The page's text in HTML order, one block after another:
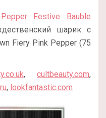
Festive Bauble
шарик с
Fiery Pink Pepper (75
,cultbeauty.com,
, lookfantastic.com